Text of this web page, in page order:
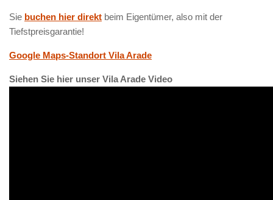
Sie buchen hier direkt beim Eigentümer, also mit der
Tiefstpreisgarantie!
Google Maps-Standort Vila Arade
Siehen Sie hier unser Vila Arade Video